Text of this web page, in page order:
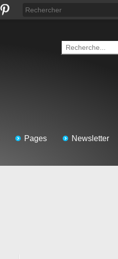
Pages Newsletter